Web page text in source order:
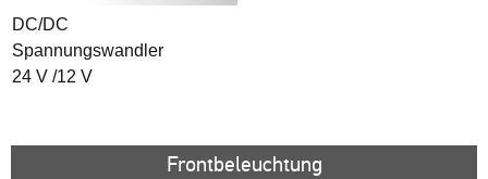
DC/DC
Spannungswandler
24 V /12 V
Frontbeleuchtung